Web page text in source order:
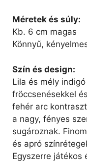
Méretek és súly:
Kb. 6 cm magas
Könnyű,
Szín és design:
Lila és mély
fröccsenésekkel
fehér arc
a nagy, fényes
sugároznak.
és apró
Egyszerre játékos